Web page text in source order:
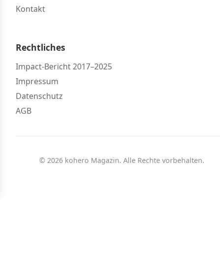
Kontakt
Rechtliches
Impact-Bericht 2017–2025
Impressum
Datenschutz
AGB
© 2026 kohero Magazin. Alle Rechte vorbehalten.